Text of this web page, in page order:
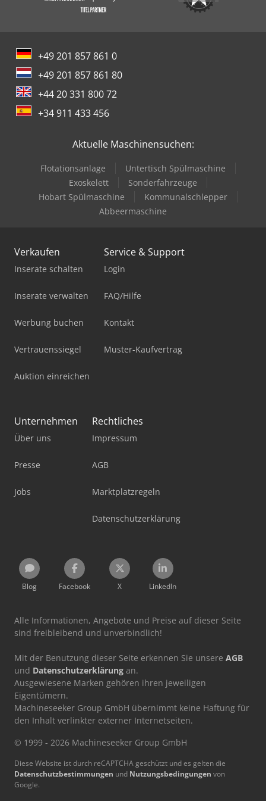
+49 201 857 861 0
+49 201 857 861 80
+44 20 331 800 72
+34 911 433 456
Aktuelle Maschinensuchen:
Flotationsanlage
Untertisch Spülmaschine
Exoskelett
Sonderfahrzeuge
Hobart Spülmaschine
Kommunalschlepper
Abbeermaschine
Verkaufen
Inserate schalten
Inserate verwalten
Werbung buchen
Vertrauenssiegel
Auktion einreichen
Service & Support
Login
FAQ/Hilfe
Kontakt
Muster-Kaufvertrag
Unternehmen
Über uns
Presse
Jobs
Rechtliches
Impressum
AGB
Marktplatzregeln
Datenschutzerklärung
Blog Facebook X LinkedIn
Alle Informationen, Angebote und Preise auf dieser Seite
sind freibleibend und unverbindlich!
Mit der Benutzung dieser Seite erkennen Sie unsere AGB
und Datenschutzerklärung an.
Ausgewiesene Marken gehören ihren jeweiligen
Eigentümern.
Machineseeker Group GmbH übernimmt keine Haftung für
den Inhalt verlinkter externer Internetseiten.
© 1999 - 2026 Machineseeker Group GmbH
Diese Website ist durch reCAPTCHA geschützt und es gelten die
Datenschutzbestimmungen und Nutzungsbedingungen von
Google.